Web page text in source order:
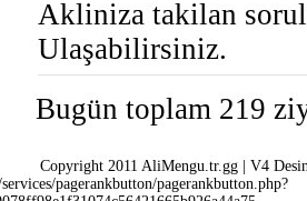
Akliniza takilan
Ulaşabilirsiniz.
Bugün toplam 219
Copyright 2011 AliMengu.tr.gg | V4